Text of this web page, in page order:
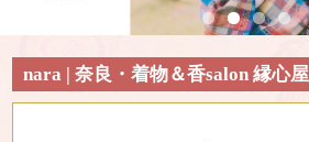
nara | 奈良・着物＆香salon 縁心屋